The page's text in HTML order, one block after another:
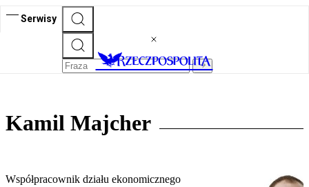
Serwisy
Kamil Majcher
Współpracownik działu ekonomicznego